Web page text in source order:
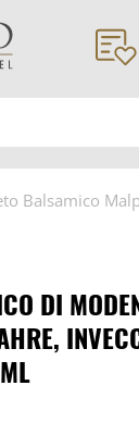
Balsamico
DI